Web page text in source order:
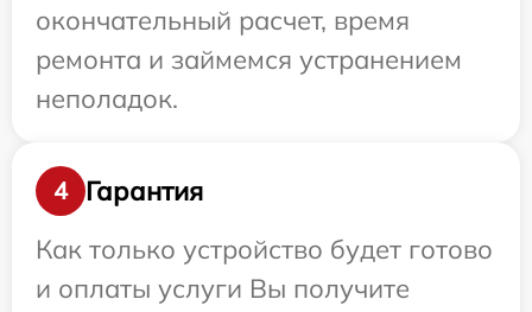
окончательный расчет, время
ремонта и займемся устранением
неполадок.
4
Гарантия
Как только устройство будет готово
и оплаты услуги Вы получите